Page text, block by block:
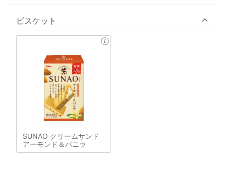
ビスケット
SUNAO クリームサンド
アーモンド＆バニラ